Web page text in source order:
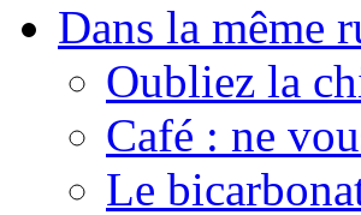
Dans la même
Oubliez la
Café : ne
Le